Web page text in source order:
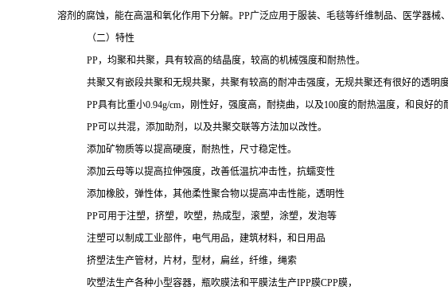
溶剂的腐蚀，能在高温和氧化作用下分解。 PP广泛应用于服装、毛毯等纤维制品、医学器械
（二）特性
PP，均聚和共聚，具有较高的结晶度，较高的机械强度和耐热性。
共聚又有嵌段共聚和无规共聚，共聚有较高的耐冲击强度，无规共聚还有很好的透明度
PP具有比重小0.94g/cm，刚性好，强度高，耐挠曲，以及100度的耐热温度，和良好
PP可以共混，添加助剂，以及共聚交联等方法加以改性。
添加矿物质等以提高硬度，耐热性，尺寸稳定性。
添加云母等以提高拉伸强度，改善低温抗冲击性，抗蠕变性
添加橡胶，弹性体，其他柔性聚合物以提高冲击性能，透明性
PP可用于注塑，挤塑，吹塑，热成型，滚塑，涂塑，发泡等
注塑可以制成工业部件，电气用品，建筑材料，和日用品
挤塑法生产管材，片材，型材，扁丝，纤维，绳索
吹塑法生产各种小型容器，瓶吹膜法和平膜法生产IPP膜CPP膜，